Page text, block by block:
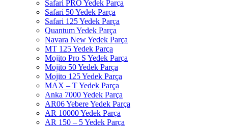
Safari PRO Yedek Parça
Safari 50 Yedek Parça
Safari 125 Yedek Parça
Quantum Yedek Parça
Navara New Yedek Parça
MT 125 Yedek Parça
Mojito Pro S Yedek Parça
Mojito 50 Yedek Parça
Mojito 125 Yedek Parça
MAX – T Yedek Parça
Anka 7000 Yedek Parça
AR06 Yebere Yedek Parça
AR 10000 Yedek Parça
AR 150 – 5 Yedek Parça